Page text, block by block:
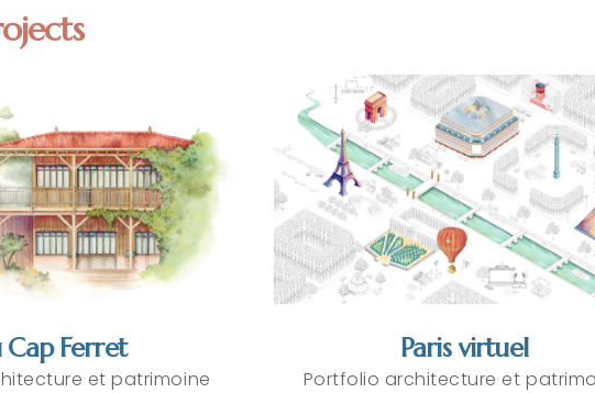
Cap Ferret
et patrimoine
Paris virtuel
Portfolio architecture et